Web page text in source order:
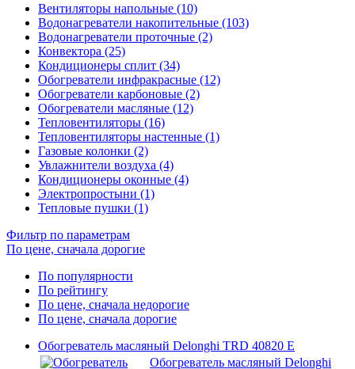
Вентиляторы напольные (10)
Водонагреватели накопительные (103)
Водонагреватели проточные (2)
Конвектора (25)
Кондиционеры сплит (34)
Обогреватели инфракрасные (12)
Обогреватели карбоновые (2)
Обогреватели масляные (12)
Тепловентиляторы (16)
Тепловентиляторы настенные (1)
Газовые колонки (2)
Увлажнители воздуха (4)
Кондиционеры оконные (4)
Электропростыни (1)
Тепловые пушки (1)
Фильтр по параметрам
По цене, сначала дорогие
По популярности
По рейтингу
По цене, сначала недорогие
По цене, сначала дорогие
Обогреватель масляный Delonghi TRD 40820 E
Обогреватель масляный Delonghi